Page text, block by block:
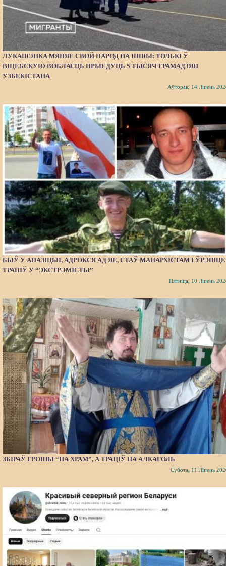
ЛУКАШЭНКА МЯНЯЕ СВОЙ НАРОД НА ІНШЫ: ТОЛЬКІ Ў
ВІЦЕБСКУЮ ВОБЛАСЦЬ ПРЫЕДУЦЬ 5 ТЫСЯЧ ГРАМАДЗЯН
УЗБЕКІСТАНА
Аўторак, 14 Ліпень
БЫЎ У АПАЗІЦЫІ, АДРОКСЯ АД ЯЕ, СТАЎ МАНАРХІСТАМ І ЎРЭШЦЕ
ТРАПІЎ У “ЭКСТРЭМІСТЫ”
Пятніца, 10 Ліпень
ЗБІРАЎ ГРОШЫ “НА ХРАМ”, А ТРАЦІЎ НА АЛКАГОЛЬ
Субота, 11 Ліпень